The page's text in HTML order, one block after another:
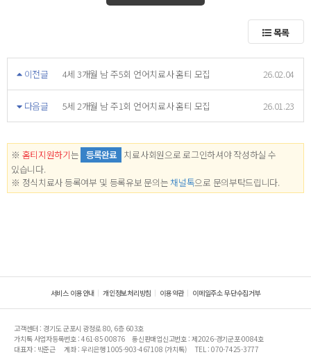
목록
이전글 4세 3개월 남 주5회 언어치료사 홈티 모집 26.02.04
다음글 5세 2개월 남 주1회 언어치료사 홈티 모집 26.01.23
※ 홈티지원하기는 등록완료 치료사회원으로 로그인하셔야 작성하실 수
있습니다.
※ 정식치료사 등록여부 및 등록유보 문의는 채널톡으로 문의부탁드립니다.
서비스 이용안내 개인정보처리방침 이용약관 이메일주소 무단수집거부
고객센터 : 경기도 군포시 광정로 80, 6층 603호
가치톡 사업자등록번호 : 461-85-00876
통신판매업신고번호 : 제2026-경기군포-0084호
대표자 : 박준근
계좌 : 우리은행 1005-903-467108 (가치톡)
TEL : 070-7425-3777